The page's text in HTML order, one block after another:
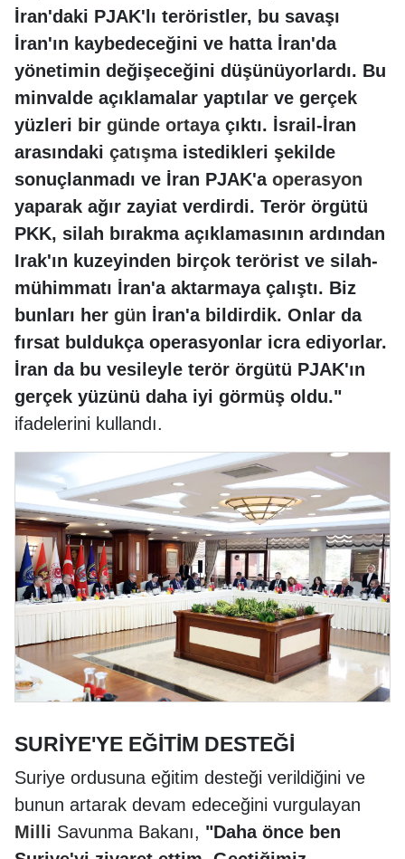
İran'daki PJAK'lı teröristler, bu savaşı
İran'ın kaybedeceğini ve hatta İran'da
yönetimin değişeceğini düşünüyorlardı. Bu
minvalde açıklamalar yaptılar ve gerçek
yüzleri bir günde ortayaçıktı. İsrail-İran
arasındaki çatışmaistedikleri şekilde
sonuçlanmadı ve İran PJAK'a operasyon
yaparak ağır zayiat verdirdi. Terör örgütü
PKK, silah bırakma açıklamasının ardından
Irak'ın kuzeyinden birçok terörist ve silah-
mühimmatı İran'a aktarmaya çalıştı. Biz
bunları her gün İran'a bildirdik. Onlar da
fırsat buldukça operasyonlar icra ediyorlar.
İran da bu vesileyle terör örgütü PJAK'ın
gerçek yüzünü daha iyi görmüş oldu."
ifadelerini kullandı.
SURİYE'YE EĞİTİM DESTEĞİ
Suriye ordusuna eğitim desteği verildiğini ve
bunun artarak devam edeceğini vurgulayan
Milli Savunma Bakanı, "Daha önce ben